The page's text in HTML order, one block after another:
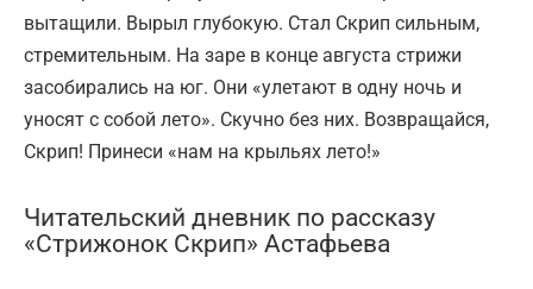
вытащили. Вырыл глубокую. Стал Скрип сильным,
стремительным. На заре в конце августа стрижи
засобирались на юг. Они «улетают в одну ночь и
уносят с собой лето». Скучно без них. Возвращайся,
Скрип! Принеси «нам на крыльях лето!»
Читательский дневник по рассказу
«Стрижонок Скрип» Астафьева